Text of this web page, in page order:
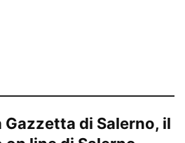
Gazzetta di Salerno, il